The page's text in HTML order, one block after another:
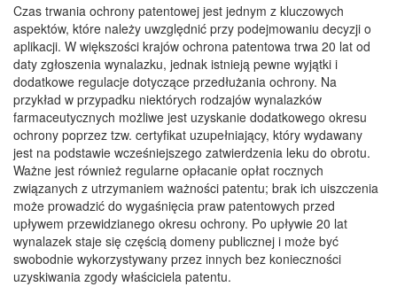
Czas trwania ochrony patentowej jest jednym z kluczowych
aspektów, które należy uwzględnić przy podejmowaniu decyzji o
aplikacji. W większości krajów ochrona patentowa trwa 20 lat od
daty zgłoszenia wynalazku, jednak istnieją pewne wyjątki i
dodatkowe regulacje dotyczące przedłużania ochrony. Na
przykład w przypadku niektórych rodzajów wynalazków
farmaceutycznych możliwe jest uzyskanie dodatkowego okresu
ochrony poprzez tzw. certyfikat uzupełniający, który wydawany
jest na podstawie wcześniejszego zatwierdzenia leku do obrotu.
Ważne jest również regularne opłacanie opłat rocznych
związanych z utrzymaniem ważności patentu; brak ich uiszczenia
może prowadzić do wygaśnięcia praw patentowych przed
upływem przewidzianego okresu ochrony. Po upływie 20 lat
wynalazek staje się częścią domeny publicznej i może być
swobodnie wykorzystywany przez innych bez konieczności
uzyskiwania zgody właściciela patentu.